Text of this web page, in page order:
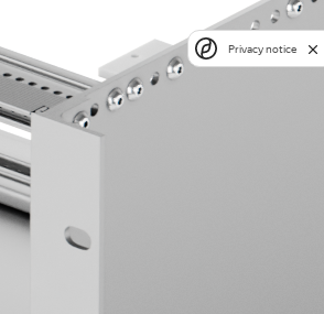
Privacy notice